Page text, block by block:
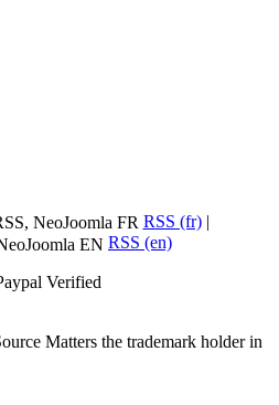
RSS (fr)|
RSS (en)
Matters the trademark holder in